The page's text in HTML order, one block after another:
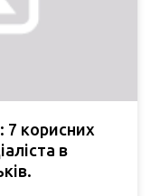
7 корисних
в